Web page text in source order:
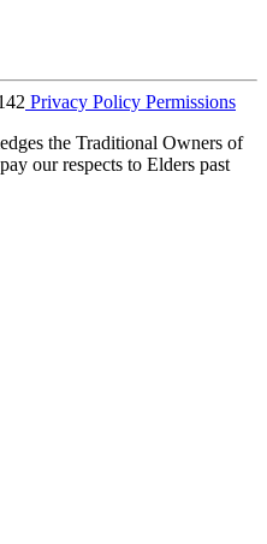
Privacy Policy Permissions
the Traditional Owners of
our respects to Elders past